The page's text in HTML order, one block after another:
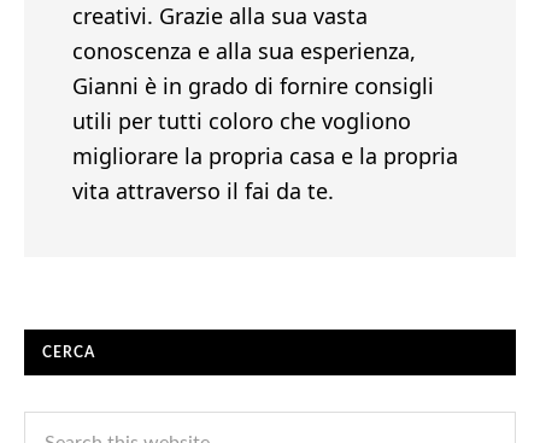
creativi. Grazie alla sua vasta
conoscenza e alla sua esperienza,
Gianni è in grado di fornire consigli
utili per tutti coloro che vogliono
migliorare la propria casa e la propria
vita attraverso il fai da te.
CERCA